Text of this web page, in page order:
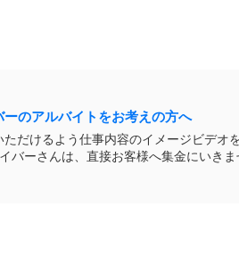
のアルバイトをお考えの方へ
だけるよう仕事内容のイメージビデオ